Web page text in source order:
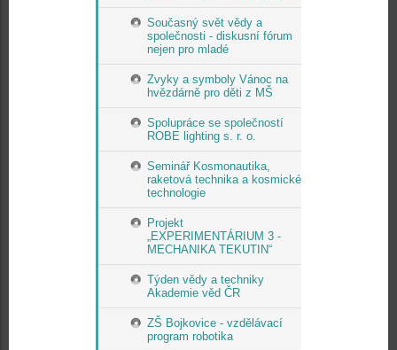
Současný svět vědy a
společnosti - diskusní fórum
nejen pro mladé
Zvyky a symboly Vánoc na
hvězdárně pro děti z MŠ
Spolupráce se společností
ROBE lighting s. r. o.
Seminář Kosmonautika,
raketová technika a kosmické
technologie
Projekt
„EXPERIMENTÁRIUM 3 -
MECHANIKA TEKUTIN“
Týden vědy a techniky
Akademie věd ČR
ZŠ Bojkovice - vzdělávací
program robotika